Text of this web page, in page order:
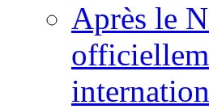
Après le